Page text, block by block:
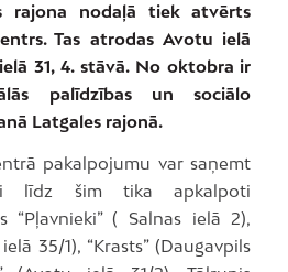
rajona nodaļā tiek atvērts
Tas atrodas Avotu ielā
31, 4. stāvā. No oktobra ir
palīdzības un sociālo
Latgales rajonā.
pakalpojumu var saņemt
līdz šim tika apkalpoti
“Pļavnieki” ( Salnas ielā 2),
35/1), “Krasts” (Daugavpils